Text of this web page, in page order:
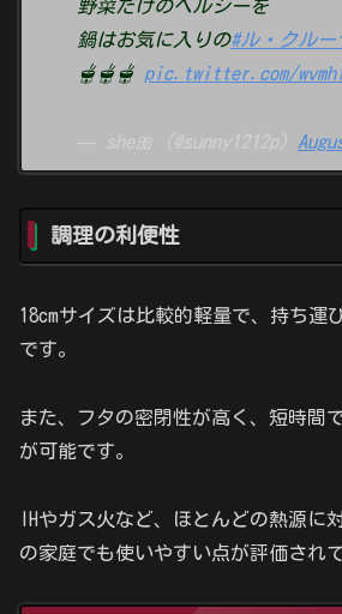
野菜だけのヘルシーを
鍋はお気に入りの#ル・クルー
🫕🫕🫕 pic.twitter.com/
— she🎀 (@sunny1212p)
調理の利便性
18cmサイズは比較的軽量で、持ち運
です。
また、フタの密閉性が高く、短時間
が可能です。
IHやガス火など、ほとんどの熱源に
の家庭でも使いやすい点が評価され